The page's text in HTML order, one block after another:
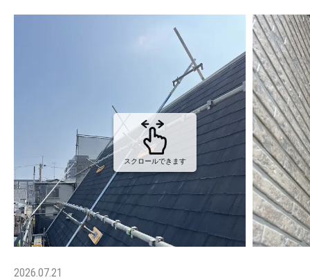
スクロールできます
2026.07.21